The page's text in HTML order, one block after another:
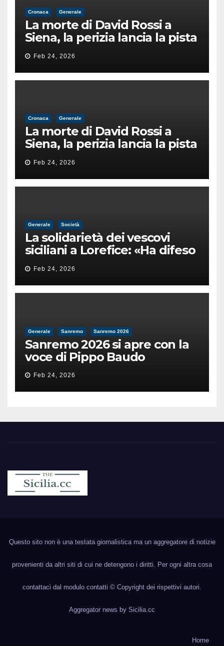
Cronaca Generale
La morte di David Rossi a
Siena, la perizia lancia la pista
di un’intimidazione finita
male
Feb 24, 2026
Cronaca Generale
La morte di David Rossi a
Siena, la perizia lancia la pista
di un’intimidazione finita
male
Feb 24, 2026
Generale Società
La solidarietà dei vescovi
siciliani a Lorefice: «Ha difeso
il valore e la dignità
dell’umanità»
Feb 24, 2026
Generale Sanremo Sanremo 2026
Sanremo 2026 si apre con la
voce di Pippo Baudo
Feb 24, 2026
Questo sito non è una testata giornalistica ma un aggregatore di notizie
provenienti da altri siti di cui ne detengono i diritti. Per ogni altra cosa
contattaci dal modulo contatti © Copyright dei rispettivi autori.
Aggregator news by Sicilia.cc
Home